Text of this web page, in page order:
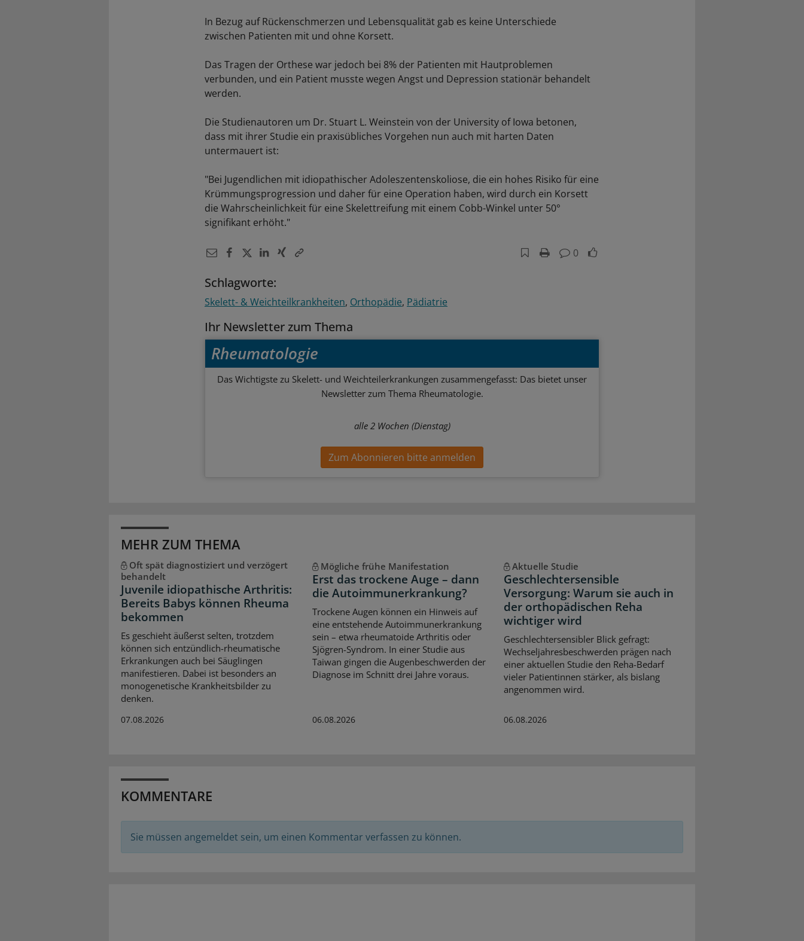
In Bezug auf Rückenschmerzen und Lebensqualität gab es keine Unterschiede
zwischen Patienten mit und ohne Korsett.
Das Tragen der Orthese war jedoch bei 8% der Patienten mit Hautproblemen
verbunden, und ein Patient musste wegen Angst und Depression stationär behandelt
werden.
Die Studienautoren um Dr. Stuart L. Weinstein von der University of Iowa betonen,
dass mit ihrer Studie ein praxisübliches Vorgehen nun auch mit harten Daten
untermauert ist:
"Bei Jugendlichen mit idiopathischer Adoleszentenskoliose, die ein hohes Risiko für eine
Krümmungsprogression und daher für eine Operation haben, wird durch ein Korsett
die Wahrscheinlichkeit für eine Skelettreifung mit einem Cobb-Winkel unter 50°
signifikant erhöht."
0
Schlagworte:
Skelett- & Weichteilkrankheiten Orthopädie Pädiatrie
Ihr Newsletter zum Thema
Rheumatologie
Das Wichtigste zu Skelett- und Weichteilerkrankungen zusammengefasst: Das bietet unser
Newsletter zum Thema Rheumatologie.
alle 2 Wochen (Dienstag)
Zum Abonnieren bitte anmelden
MEHR ZUM THEMA
Oft spät diagnostiziert und verzögert
behandelt
Juvenile idiopathische Arthritis:
Bereits Babys können Rheuma
bekommen
Es geschieht äußerst selten, trotzdem
können sich entzündlich-rheumatische
Erkrankungen auch bei Säuglingen
manifestieren. Dabei ist besonders an
monogenetische Krankheitsbilder zu
denken.
07.08.2026
Mögliche frühe Manifestation
Erst das trockene Auge – dann
die Autoimmunerkrankung?
Trockene Augen können ein Hinweis auf
eine entstehende Autoimmunerkrankung
sein – etwa rheumatoide Arthritis oder
Sjögren-Syndrom. In einer Studie aus
Taiwan gingen die Augenbeschwerden der
Diagnose im Schnitt drei Jahre voraus.
06.08.2026
Aktuelle Studie
Geschlechtersensible
Versorgung: Warum sie auch in
der orthopädischen Reha
wichtiger wird
Geschlechtersensibler Blick gefragt:
Wechseljahresbeschwerden prägen nach
einer aktuellen Studie den Reha-Bedarf
vieler Patientinnen stärker, als bislang
angenommen wird.
06.08.2026
KOMMENTARE
Sie müssen angemeldet sein, um einen Kommentar verfassen zu können.